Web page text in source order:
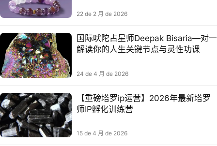
22 de 2 月 de 2026
国际吠陀占星师Deepak Bisaria—对一
解读你的人生关键节点与灵性功课
24 de 4 月 de 2026
【重磅塔罗ip运营】2026年最新塔罗
师IP孵化训练营
15 de 4 月 de 2026